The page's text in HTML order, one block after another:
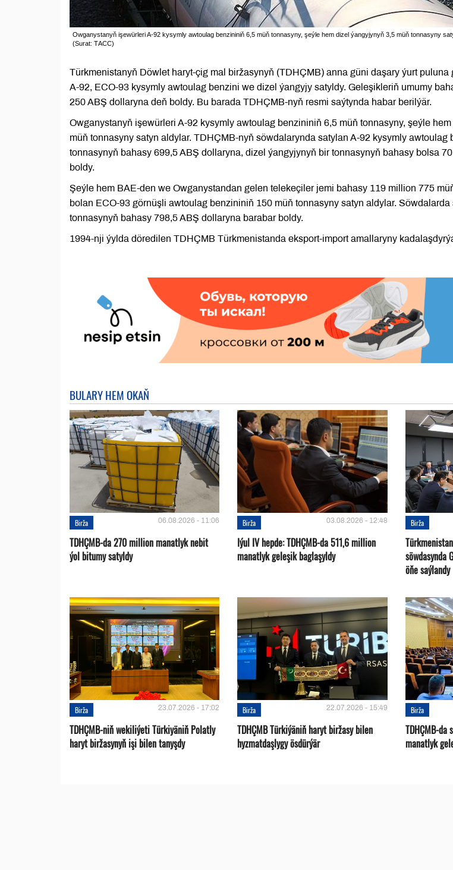
Owganystanyň işewürleri A-92 kysymly awtoulag benzininiň 6,5 müň tonnasyny, şeýle hem dizel ýangyjynyň 3,5 müň tonnasyny
(Surat: ТАСС)
Türkmenistanyň Döwlet haryt-çig mal biržasynyň (TDHÇMB) anna güni daşary ýurt puluna
A-92, ECO-93 kysymly awtoulag benzini we dizel ýangyjy satyldy. Geleşikleriň umumy
250 ABŞ dollaryna deň boldy. Bu barada TDHÇMB-nyň resmi saýtynda habar berilýär.
Owganystanyň işewürleri A-92 kysymly awtoulag benzininiň 6,5 müň tonnasyny, şeýle
müň tonnasyny satyn aldylar. TDHÇMB-nyň söwdalarynda satylan A-92 kysymly awtoulag
tonnasynyň bahasy 699,5 ABŞ dollaryna, dizel ýangyjynyň bir tonnasynyň bahasy bolsa
boldy.
Şeýle hem BAE-den we Owganystandan gelen telekeçiler jemi bahasy 119 million 775
bolan ECO-93 görnüşli awtoulag benzininiň 150 müň tonnasyny satyn aldylar.
tonnasynyň bahasy 798,5 ABŞ dollaryna barabar boldy.
1994-nji ýylda döredilen TDHÇMB Türkmenistanda eksport-import amallaryny
BULARY HEM OKAŇ
Birža 06.08.2026 - 11:06
TDHÇMB-da 270 million manatlyk nebit
ýol bitumy satyldy
Birža 03.08.2026 - 12:48
Iýul IV hepde: TDHÇMB-da 511,6 million
manatlyk geleşik baglaşyldy
Birža
söwdasynda
öňe saýlandy
Birža 23.07.2026 - 17:02
TDHÇMB-niň wekiliýeti Türkiyäniň Polatly
haryt biržasynyň işi bilen tanyşdy
Birža 22.07.2026 - 15:49
TDHÇMB Türkiýäniň haryt biržasy bilen
hyzmatdaşlygy ösdürýär
Birža
TDHÇMB-
manatlyk